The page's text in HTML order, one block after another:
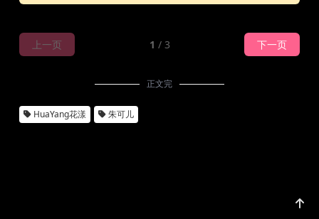
上一页 1 / 3 下一页
正文完
HuaYang花漾 朱可儿